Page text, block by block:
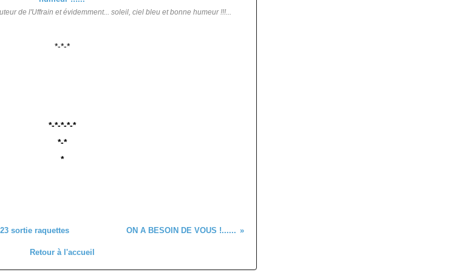
de l'Uffrain et évidemment... soleil, ciel bleu et bonne humeur !!!...
*-*-*
*-*-*-*-*
*-*
*
sortie raquettes ON A BESOIN DE VOUS !......
Retour à l'accueil